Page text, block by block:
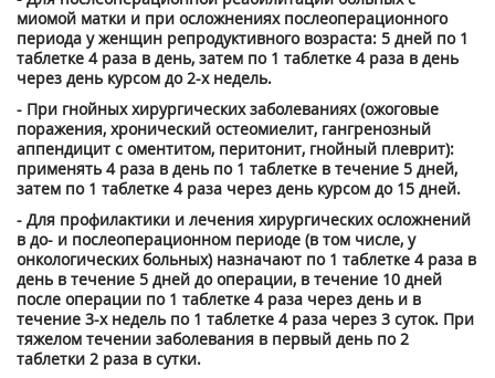
миомой матки и при осложнениях послеоперационного
периода у женщин репродуктивного возраста: 5 дней по 1
таблетке 4 раза в день, затем по 1 таблетке 4 раза в день
через день курсом до 2-х недель.
- При гнойных хирургических заболеваниях (ожоговые
поражения, хронический остеомиелит, гангренозный
аппендицит с оментитом, перитонит, гнойный плеврит):
применять 4 раза в день по 1 таблетке в течение 5 дней,
затем по 1 таблетке 4 раза через день курсом до 15 дней.
- Для профилактики и лечения хирургических осложнений
в до- и послеоперационном периоде (в том числе, у
онкологических больных) назначают по 1 таблетке 4 раза в
день в течение 5 дней до операции, в течение 10 дней
после операции по 1 таблетке 4 раза через день и в
течение 3-х недель по 1 таблетке 4 раза через 3 суток. При
тяжелом течении заболевания в первый день по 2
таблетки 2 раза в сутки.